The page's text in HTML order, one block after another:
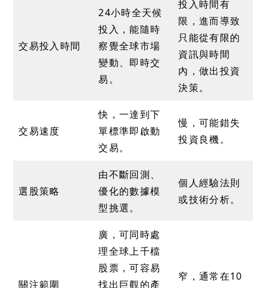
交易投入時間
24小時全天候
投入，能隨時
察覺全球市場
變動、即時交
易。
投入時間有
限，進而導致
只能從有限的
資訊與時間
內，做出投資
決策。
交易速度
快，一達到下
單標準即啟動
交易。
慢，可能錯失
投資良機。
選股策略
由不斷回測、
優化的數據模
型挑選。
個人經驗法則
或技術分析。
關注範圍
廣，可同時處
理全球上千檔
股票，可容易
找出巨觀的產
窄，通常在10